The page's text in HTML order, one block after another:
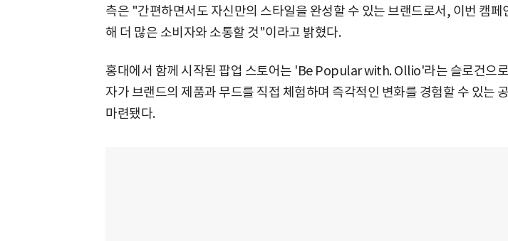
측은 "간편하면서도 자신만의 스타일을 완성할 수 있는 브랜드로서, 이번 캠페
해 더 많은 소비자와 소통할 것"이라고 밝혔다.
홍대에서 함께 시작된 팝업 스토어는 'Be Popular with. Ollio'라는 슬로건으로
자가 브랜드의 제품과 무드를 직접 체험하며 즉각적인 변화를 경험할 수 있는
마련됐다.